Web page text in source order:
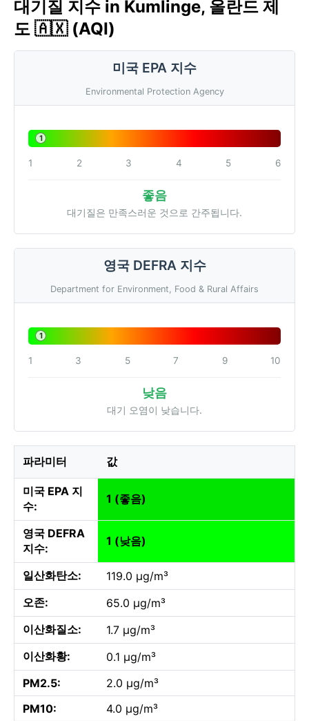
대기질 지수 in Kumlinge, 올란드 제
도 🇦🇽 (AQI)
미국 EPA 지수
Environmental Protection Agency
1
1 2 3 4 5 6
좋음
대기질은 만족스러운 것으로 간주됩니다.
영국 DEFRA 지수
Department for Environment, Food & Rural Affairs
1
1 3 5 7 9 10
낮음
대기 오염이 낮습니다.
파라미터 값
미국 EPA 지
수:
1 (좋음)
영국 DEFRA
지수:
1 (낮음)
일산화탄소:
119.0 µg/m³
오존:
65.0 µg/m³
이산화질소:
1.7 µg/m³
이산화황:
0.1 µg/m³
PM2.5:
2.0 µg/m³
PM10:
4.0 µg/m³